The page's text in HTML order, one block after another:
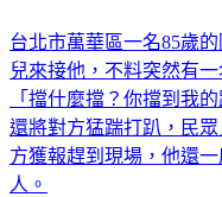
台北市萬華區一名85歲
兒來接他，不料突然有
「擋什麼擋？你擋到我
還將對方猛踹打趴，民
方獲報趕到現場，他還
人。